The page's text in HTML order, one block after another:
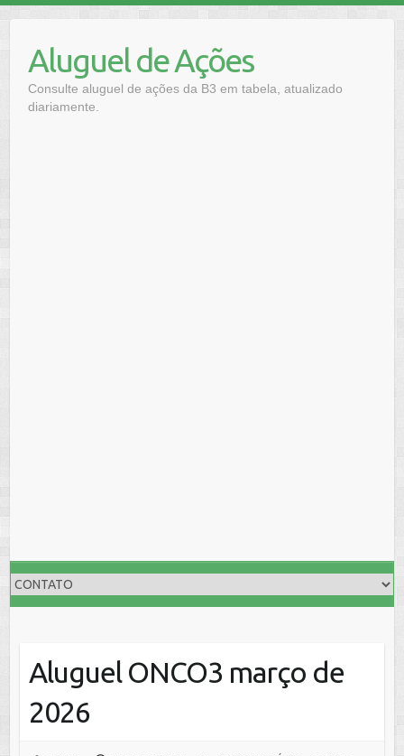
contentAluguel de Ações
Consulte aluguel de ações da B3 em tabela, atualizado
diariamente.
Aluguel ONCO3 março de
2026